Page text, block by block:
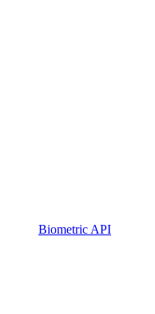
Biometric API